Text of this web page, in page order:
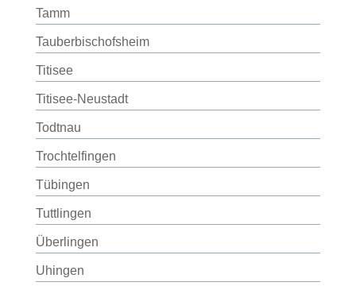
Tamm
Tauberbischofsheim
Titisee
Titisee-Neustadt
Todtnau
Trochtelfingen
Tübingen
Tuttlingen
Überlingen
Uhingen